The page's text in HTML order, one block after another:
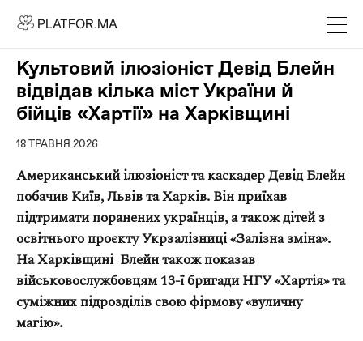
PLATFOR.MA
PLATFOR.MA
Контакти
МЕДІА
Спецпроєкти
Співпраця
АГЕНЦІЯ
Про агенцію
Кейси
МАГАЗИН
Культовий ілюзіоніст Девід Блейн
відвідав кілька міст України й
бійців «Хартії» на Харківщині
18 ТРАВНЯ 2026
Американський ілюзіоніст та каскадер Девід Блейн
побачив Київ, Львів та Харків. Він приїхав
підтримати поранених українців, а також дітей з
освітнього проєкту Укрзалізниці «Залізна зміна».
На Харківщині Блейн також показав
військовослужбовцям 13-ї бригади НГУ «Хартія» та
суміжних підрозділів свою фірмову «вуличну
магію».